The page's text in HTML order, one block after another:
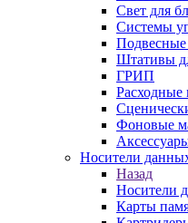
Свет для
Системы
Штативы
ГРИП
Расходные
Фоновые
Носители
Назад
Носители
Карты